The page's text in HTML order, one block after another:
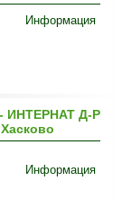
Информация
Д-Р
Информация